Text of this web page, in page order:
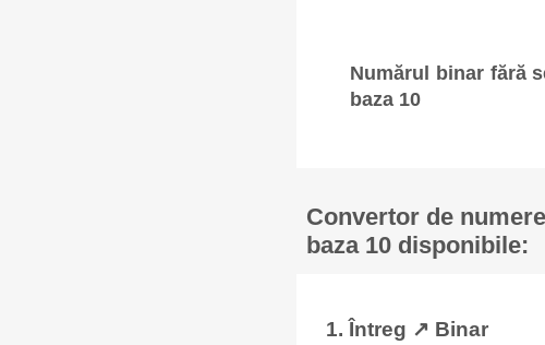
Numărul binar fără
baza 10
Convertor de
baza 10 disponibile:
1. Întreg ↗ Binar